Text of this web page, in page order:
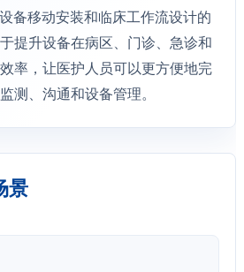
备移动安装和临床工作流设计的
提升设备在病区、门诊、急诊和
率，让医护人员可以更方便地完
测、沟通和设备管理。
景